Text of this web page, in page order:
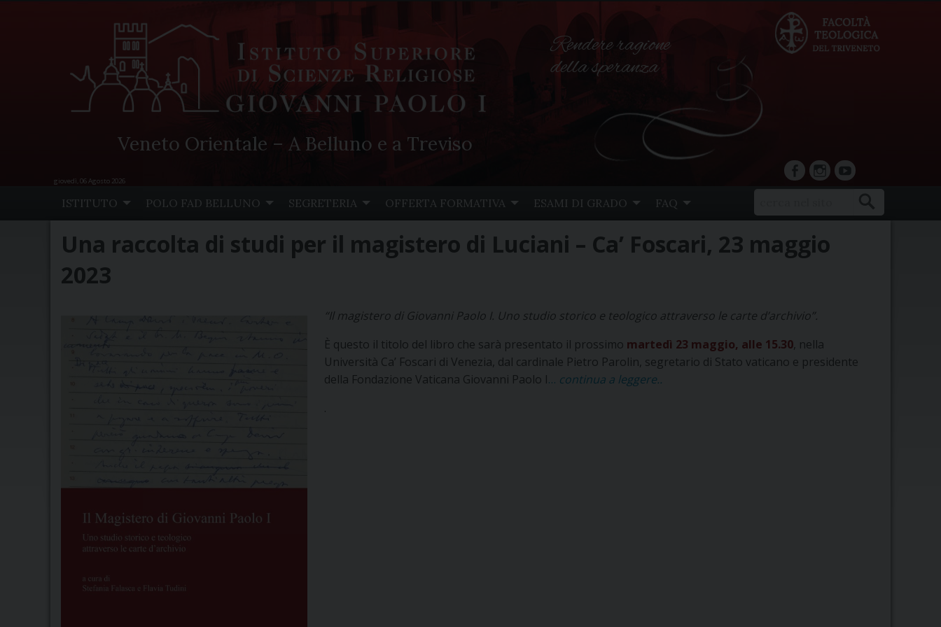
Veneto Orientale – A Belluno e a Treviso
Rendere ragione
della speranza
facebookInstagram
YouTube
giovedì, 06 Agosto 2026
ISTITUTO POLO FAD BELLUNO SEGRETERIA OFFERTA FORMATIVA ESAMI DI GRADO FAQ
Una raccolta di studi per il magistero di Luciani – Ca’ Foscari, 23 maggio
2023
“Il magistero di Giovanni Paolo I. Uno studio storico e teologico attraverso le carte d’archivio”.
È questo il titolo del libro che sarà presentato il prossimo martedì 23 maggio, alle 15.30, nella
Università Ca’ Foscari di Venezia, dal cardinale Pietro Parolin, segretario di Stato vaticano e presidente
della Fondazione Vaticana Giovanni Paolo I… continua a leggere..
.